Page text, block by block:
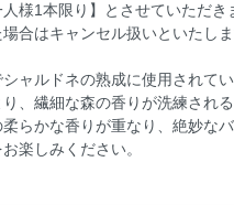
様1本限り】とさせていただき
合はキャンセル扱いといたし
ャルドネの熟成に使用されて
、繊細な森の香りが洗練され
らかな香りが重なり、絶妙な
楽しみください。